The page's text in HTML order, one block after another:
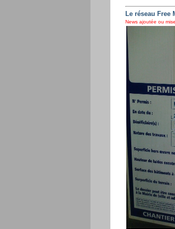
Le réseau
News ajoutée ou